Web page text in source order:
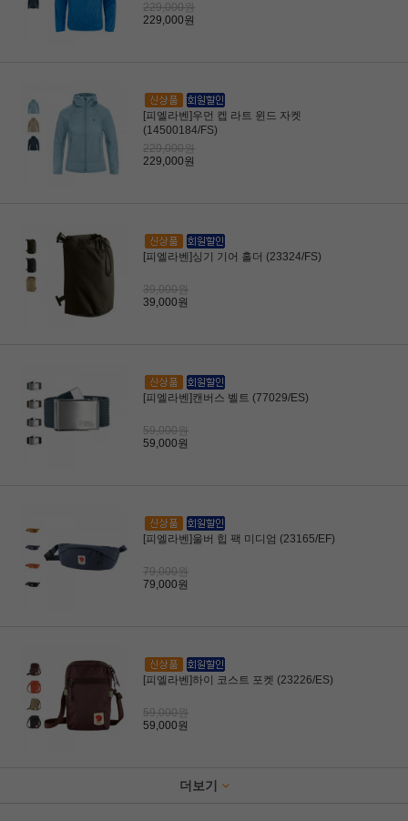
229,000원
229,000원
[피엘라벤]우먼 켑 라트 윈드 자켓
(14500184/FS)
229,000원
229,000원
[피엘라벤]싱기 기어 홀더 (23324/FS)
39,000원
39,000원
[피엘라벤]캔버스 벨트 (77029/ES)
59,000원
59,000원
[피엘라벤]울버 힙 팩 미디엄 (23165/EF)
79,000원
79,000원
[피엘라벤]하이 코스트 포켓 (23226/ES)
59,000원
59,000원
더보기